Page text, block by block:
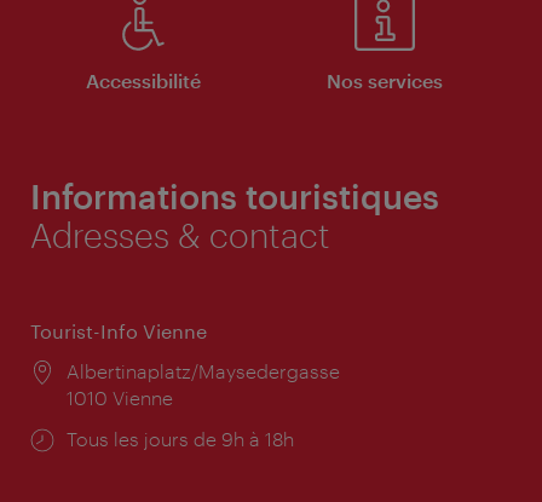
Accessibilité Nos services
Informations touristiques
Adresses & contact
Tourist-Info Vienne
Lieu:
Albertinaplatz/Maysedergasse
1010 Vienne
Horaires
Tous les jours de 9h à 18h